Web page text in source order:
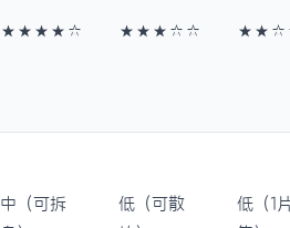
★★★★☆ ★★★☆☆
中（可拆
低（可散
低（1